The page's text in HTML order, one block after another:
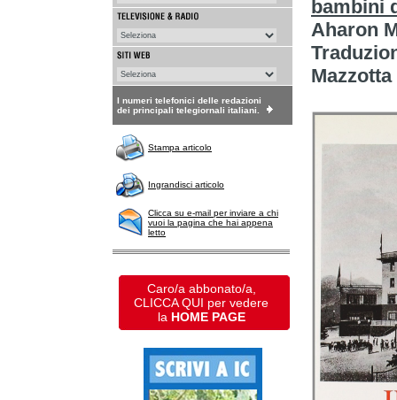
I numeri telefonici delle redazioni
dei principali telegiornali italiani.
Stampa articolo
Ingrandisci articolo
Clicca su e-mail per inviare a chi
vuoi la pagina che hai appena
letto
Caro/a abbonato/a,
CLICCA QUI per vedere
la HOME PAGE
bambini
Aharon
Mazzotta